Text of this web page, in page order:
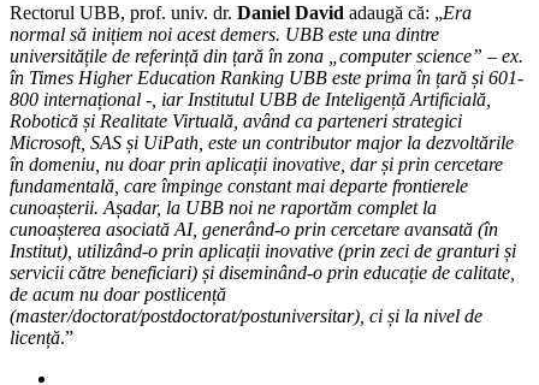
Rectorul UBB, prof. univ. dr. Daniel David adaugă că: „Era
normal să inițiem noi acest demers. UBB este una dintre
universitățile de referință din țară în zona „computer science” – ex.
în Times Higher Education Ranking UBB este prima în țară și 601-
800 internațional -, iar Institutul UBB de Inteligență Artificială,
Robotică și Realitate Virtuală, având ca parteneri strategici
Microsoft, SAS și UiPath, este un contributor major la dezvoltările
în domeniu, nu doar prin aplicații inovative, dar și prin cercetare
fundamentală, care împinge constant mai departe frontierele
cunoașterii. Așadar, la UBB noi ne raportăm complet la
cunoașterea asociată AI, generând-o prin cercetare avansată (în
Institut), utilizând-o prin aplicații inovative (prin zeci de granturi și
servicii către beneficiari) și diseminând-o prin educație de calitate,
de acum nu doar postlicență
(master/doctorat/postdoctorat/postuniversitar), ci și la nivel de
licență.”